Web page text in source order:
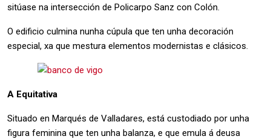
sitúase na intersección de Policarpo Sanz con Colón.
O edificio culmina nunha cúpula que ten unha decoración
especial, xa que mestura elementos modernistas e clásicos.
A Equitativa
Situado en Marqués de Valladares, está custodiado por unha
figura feminina que ten unha balanza, e que emula á deusa